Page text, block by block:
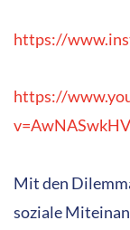
https://
https://
Mit den
soziale